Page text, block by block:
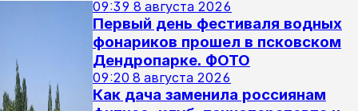
09:39 8 августа 2026
Первый день фестиваля водных
фонариков прошел в псковском
Дендропарке. ФОТО
09:20 8 августа 2026
Как дача заменила россиянам